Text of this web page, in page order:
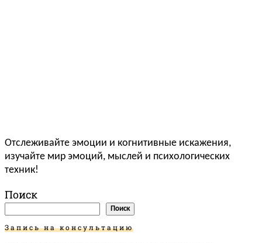
Отслеживайте эмоции и когнитивные искажения,
изучайте мир эмоций, мыслей и психологических
техник!
Поиск
Поиск
Запись на консультацию